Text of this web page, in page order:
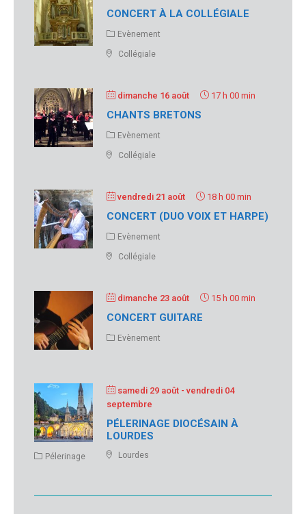
CONCERT À LA COLLÉGIALE
Collégiale
Evènement
dimanche 16 août 17 h 00 min
CHANTS BRETONS
Collégiale
Evènement
vendredi 21 août 18 h 00 min
CONCERT (DUO VOIX ET HARPE)
Collégiale
Evènement
dimanche 23 août 15 h 00 min
CONCERT GUITARE
Evènement
samedi 29 août - vendredi 04
septembre
PÉLERINAGE DIOCÉSAIN À
LOURDES
Lourdes
Pélerinage